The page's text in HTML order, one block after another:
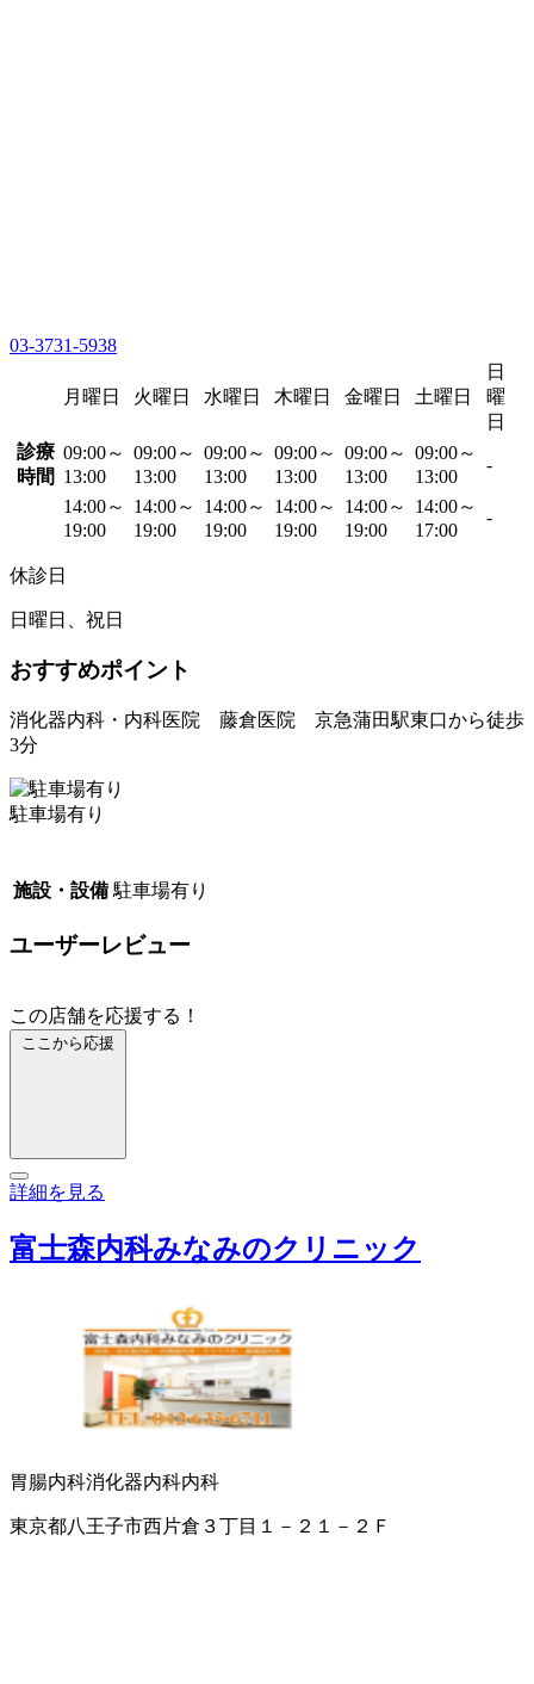
03-3731-5938
月曜日 火曜日 水曜日 木曜日 金曜日 土曜日
日
曜
日
診療
時間
09:00～
13:00
09:00～
13:00
09:00～
13:00
09:00～
13:00
09:00～
13:00
09:00～
13:00
-
14:00～
19:00
14:00～
19:00
14:00～
19:00
14:00～
19:00
14:00～
19:00
14:00～
17:00
-
休診日
日曜日、祝日
おすすめポイント
消化器内科・内科医院 藤倉医院 京急蒲田駅東口から徒歩
3分
駐車場有り
施設・設備 駐車場有り
ユーザーレビュー
この店舗を応援する！
ここから応援
詳細を見る
富士森内科みなみのクリニック
胃腸内科消化器内科内科
東京都八王子市西片倉３丁目１－２１－２Ｆ